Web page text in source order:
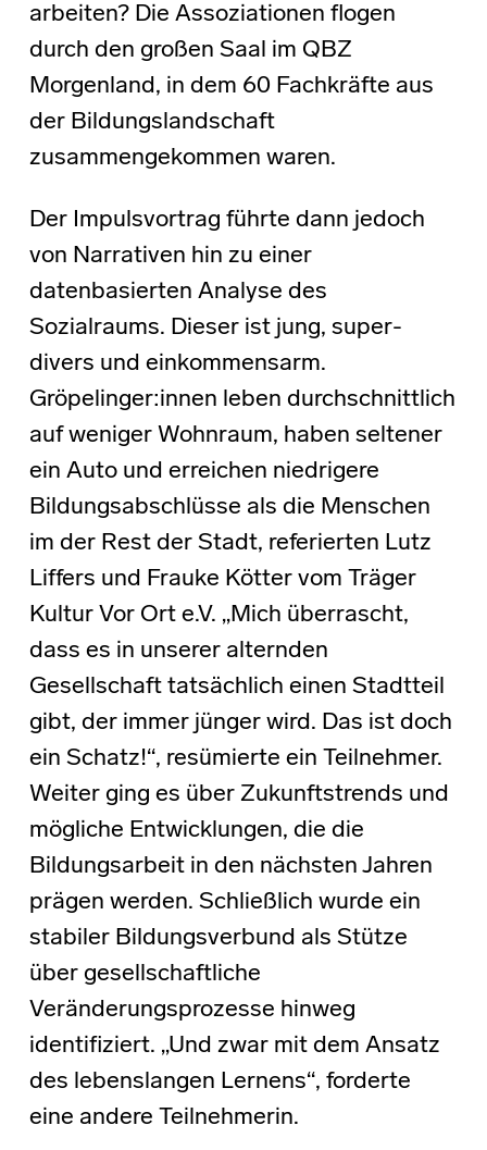
arbeiten? Die Assoziationen flogen
durch den großen Saal im QBZ
Morgenland, in dem 60 Fachkräfte aus
der Bildungslandschaft
zusammengekommen waren.
Der Impulsvortrag führte dann jedoch
von Narrativen hin zu einer
datenbasierten Analyse des
Sozialraums. Dieser ist jung, super-
divers und einkommensarm.
Gröpelinger:innen leben durchschnittlich
auf weniger Wohnraum, haben seltener
ein Auto und erreichen niedrigere
Bildungsabschlüsse als die Menschen
im der Rest der Stadt, referierten Lutz
Liffers und Frauke Kötter vom Träger
Kultur Vor Ort e.V. „Mich überrascht,
dass es in unserer alternden
Gesellschaft tatsächlich einen Stadtteil
gibt, der immer jünger wird. Das ist doch
ein Schatz!“, resümierte ein Teilnehmer.
Weiter ging es über Zukunftstrends und
mögliche Entwicklungen, die die
Bildungsarbeit in den nächsten Jahren
prägen werden. Schließlich wurde ein
stabiler Bildungsverbund als Stütze
über gesellschaftliche
Veränderungsprozesse hinweg
identifiziert. „Und zwar mit dem Ansatz
des lebenslangen Lernens“, forderte
eine andere Teilnehmerin.